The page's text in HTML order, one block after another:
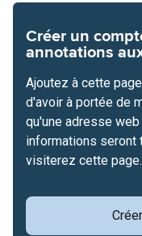
Créer un
annotations
Ajoutez à cette
d'avoir à portée de
qu'une adresse
informations seront
visiterez cette page.